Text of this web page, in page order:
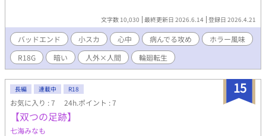
文字数 10,030 最終更新日 2026.6.14 登録日 2026.4.21
バッドエンド 小スカ 心中 病んでる攻め
ホラー風味
R18G
暗い 人外×人間 輪廻転生
15
長編 連載中 R18
お気に入り : 7 24h.ポイント : 7
【双つの足跡】
七海みなも